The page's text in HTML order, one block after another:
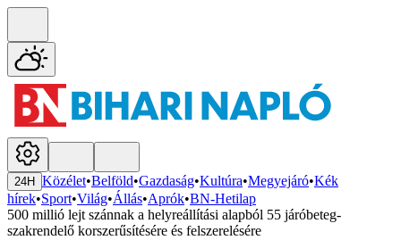
24H Közélet•Belföld•Gazdaság•Kultúra•Megyejáró•Kék
hírek•Sport•Világ•Állás•Aprók•BN-Hetilap
500 millió lejt szánnak a helyreállítási alapból 55 járóbeteg-
szakrendelő korszerűsítésére és felszerelésére